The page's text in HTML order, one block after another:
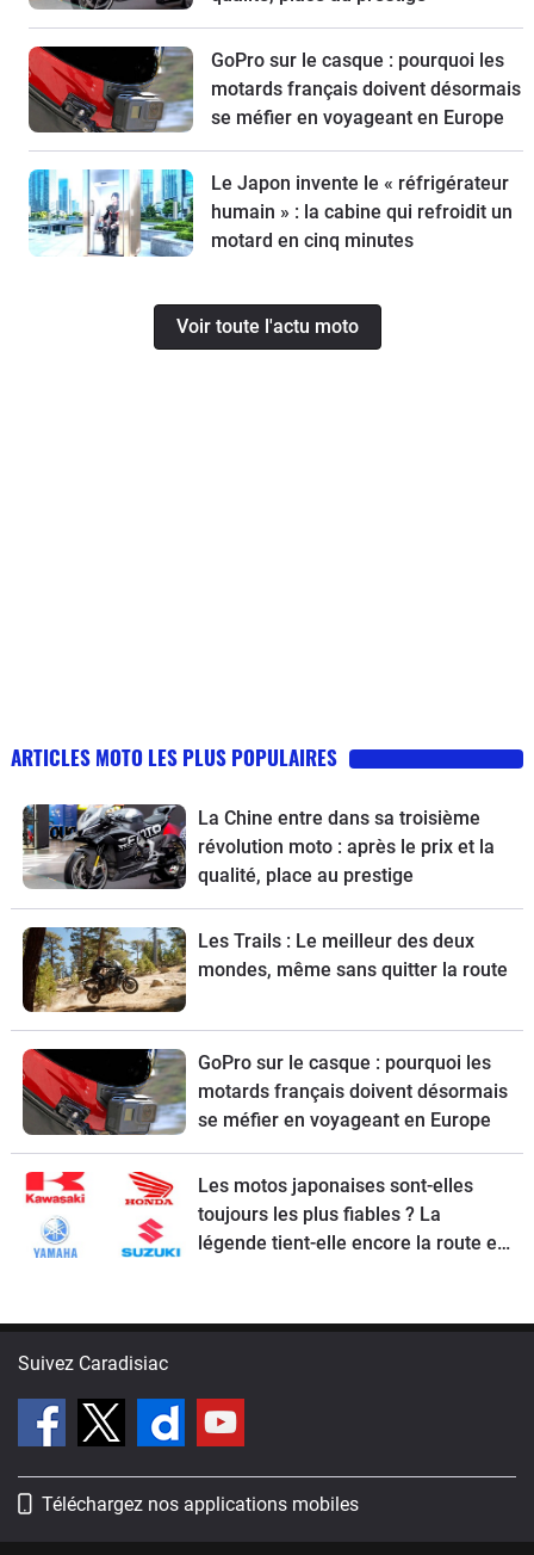
GoPro sur le casque : pourquoi les
motards français doivent désormais
se méfier en voyageant en Europe
Le Japon invente le « réfrigérateur
humain » : la cabine qui refroidit un
motard en cinq minutes
Voir toute l'actu moto
ARTICLES MOTO LES PLUS POPULAIRES
La Chine entre dans sa troisième
révolution moto : après le prix et la
qualité, place au prestige
Les Trails : Le meilleur des deux
mondes, même sans quitter la route
GoPro sur le casque : pourquoi les
motards français doivent désormais
se méfier en voyageant en Europe
Les motos japonaises sont-elles
toujours les plus fiables ? La
légende tient-elle encore la route en
Suivez Caradisiac
Téléchargez nos applications mobiles